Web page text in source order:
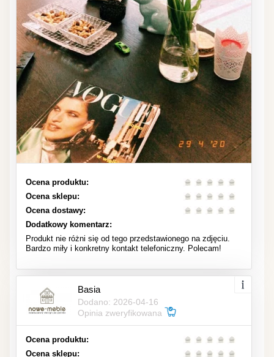
Ocena produktu:
Ocena sklepu:
Ocena dostawy:
Dodatkowy komentarz:
Produkt nie różni się od tego przedstawionego na zdjęciu.
Bardzo miły i konkretny kontakt telefoniczny. Polecam!
Basia
Dodano: 2026-04-16
Opinia zweryfikowana
Ocena produktu:
Ocena sklepu: